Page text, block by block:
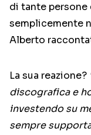
di tante
semplicemente
Alberto
La sua reazione?
discografica e
investendo su
sempre